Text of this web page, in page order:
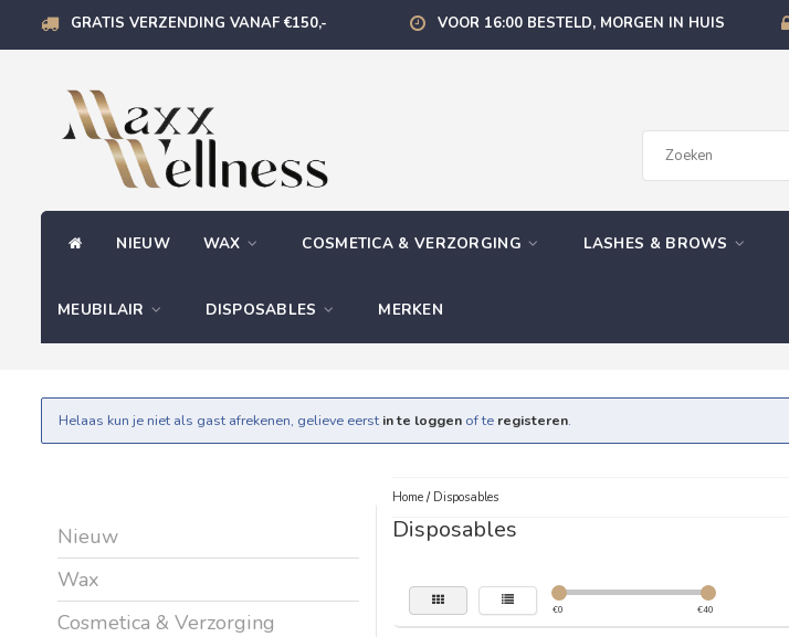
GRATIS VERZENDING VANAF €150,- VOOR 16:00 BESTELD, MORGEN IN HUIS
NIEUW WAX COSMETICA & VERZORGING LASHES & BROWS
MEUBILAIR DISPOSABLES MERKEN
Helaas kun je niet als gast afrekenen, gelieve eerst in te loggen of te registeren.
Nieuw
Wax
Cosmetica & Verzorging
Home/ Disposables
Disposables
€0 €40